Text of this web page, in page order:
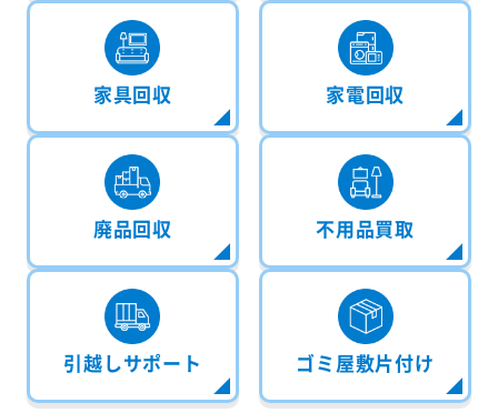
家具回収 家電回収
廃品回収 不用品買取
引越しサポート ゴミ屋敷片付け